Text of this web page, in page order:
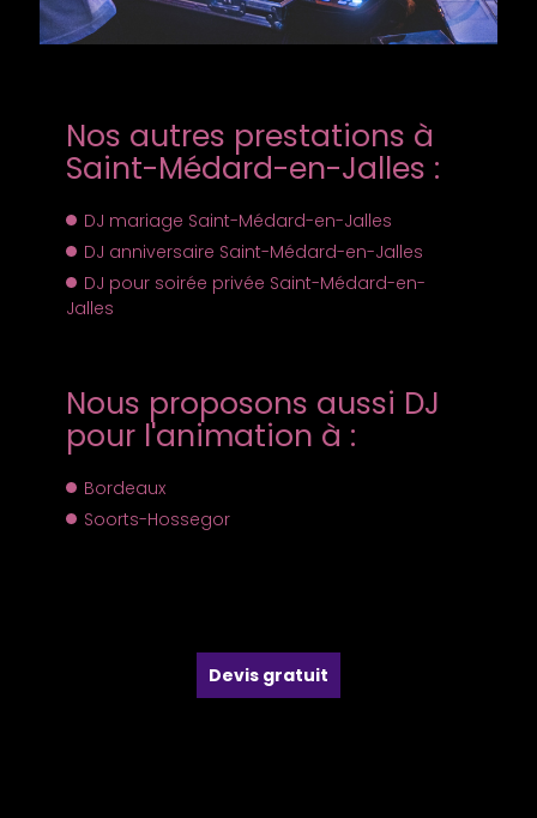
Nos autres prestations à
Saint-Médard-en-Jalles :
DJ mariage Saint-Médard-en-Jalles
DJ anniversaire Saint-Médard-en-Jalles
DJ pour soirée privée Saint-Médard-en-
Jalles
Nous proposons aussi DJ
pour l'animation à :
Bordeaux
Soorts-Hossegor
Devis gratuit